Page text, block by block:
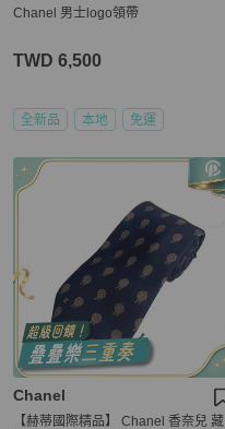
Chanel 男士logo領帶
TWD 6,500
全新品 本地 免運
Chanel
【赫蒂國際精品】 Chanel 香奈兒 藏